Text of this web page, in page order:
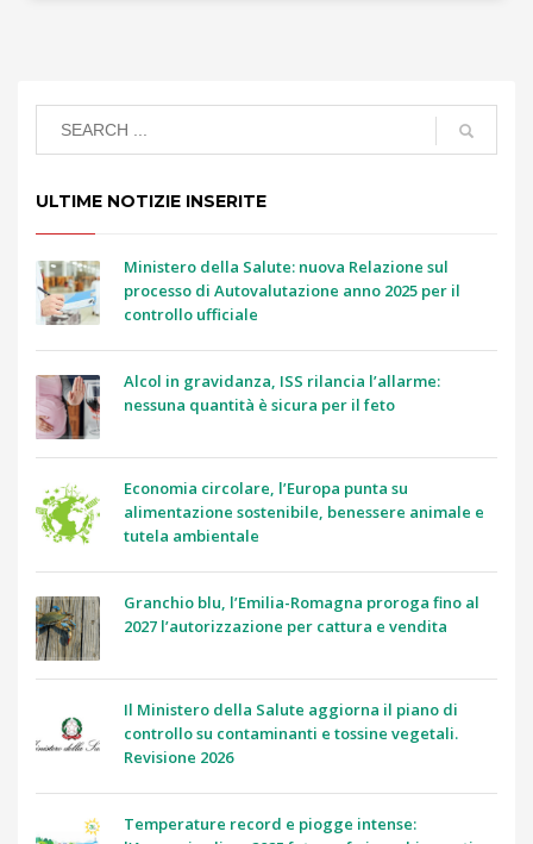
ULTIME NOTIZIE INSERITE
Ministero della Salute: nuova Relazione sul
processo di Autovalutazione anno 2025 per il
controllo ufficiale
Alcol in gravidanza, ISS rilancia l’allarme:
nessuna quantità è sicura per il feto
Economia circolare, l’Europa punta su
alimentazione sostenibile, benessere animale e
tutela ambientale
Granchio blu, l’Emilia-Romagna proroga fino al
2027 l’autorizzazione per cattura e vendita
Il Ministero della Salute aggiorna il piano di
controllo su contaminanti e tossine vegetali.
Revisione 2026
Temperature record e piogge intense: